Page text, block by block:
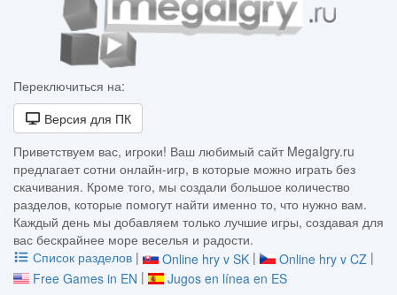
Переключиться на:
Версия для ПК
Приветствуем вас, игроки! Ваш любимый сайт MegaIgry.ru
предлагает сотни онлайн-игр, в которые можно играть без
скачивания. Кроме того, мы создали большое количество
разделов, которые помогут найти именно то, что нужно вам.
Каждый день мы добавляем только лучшие игры, создавая для
вас бескрайнее море веселья и радости.
Список разделов | Online hry v SK | Online hry v CZ |
Free Games in EN | Jugos en línea en ES